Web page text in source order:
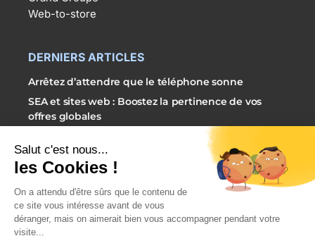
Web-to-store
DERNIERS ARTICLES
Arrêtez d’attendre que le téléphone sonne
SEA et sites web : Boostez la pertinence de vos
offres globales
3 étapes simples pour externaliser vos campagnes
SEA
PRENDRE RDV